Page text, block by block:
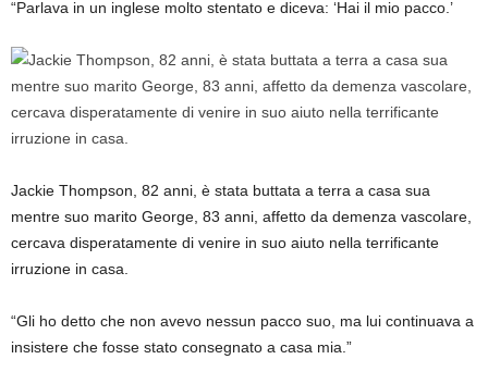
“Parlava in un inglese molto stentato e diceva: ‘Hai il mio pacco.’
Jackie Thompson, 82 anni, è stata buttata a terra a casa sua
mentre suo marito George, 83 anni, affetto da demenza vascolare,
cercava disperatamente di venire in suo aiuto nella terrificante
irruzione in casa.
“Gli ho detto che non avevo nessun pacco suo, ma lui continuava a
insistere che fosse stato consegnato a casa mia.”